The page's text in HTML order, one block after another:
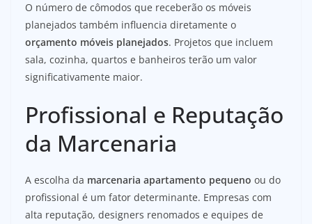
O número de cômodos que receberão os móveis
planejados também influencia diretamente o
orçamento móveis planejados. Projetos que incluem
sala, cozinha, quartos e banheiros terão um valor
significativamente maior.
Profissional e Reputação
da Marcenaria
A escolha da marcenaria apartamento pequeno ou do
profissional é um fator determinante. Empresas com
alta reputação, designers renomados e equipes de